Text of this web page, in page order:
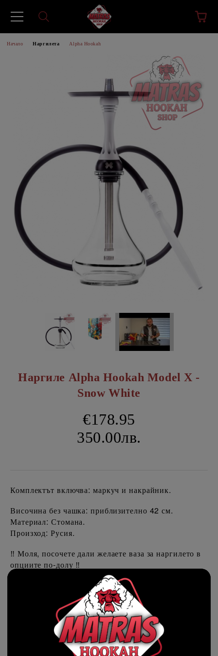
Начало Наргилета Alpha Hookah
Наргиле Alpha Hookah Model X -
Snow White
€178.95
350.00лв.
Комплектът включва: маркуч и накрайник.
Височина без чашка: приблизително 42 см.
Материал: Стомана.
Произход: Русия.
‼️ Моля, посочете дали желаете ваза за наргилето в
опциите по-долу ‼️
Ориентировъчни цени за доставка
До София на цена от
Извън София на цена от
€8.00